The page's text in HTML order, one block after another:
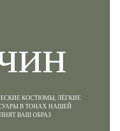
КОСТЮМЫ, ЛЁГКИЕ
В ТОНАХ НАШЕЙ
ВАШ ОБРАЗ